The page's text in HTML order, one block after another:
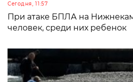
Сегодня, 11:57
При атаке БПЛА на
человек, среди них ребенок